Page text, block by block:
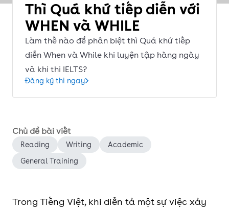
Thì Quá khứ tiếp diễn với
WHEN và WHILE
Làm thế nào để phân biệt thì Quá khứ tiếp
diễn When và While khi luyện tập hàng ngày
và khi thi IELTS?
Đăng ký thi ngay
Chủ đề bài viết
Reading Writing
Academic
General Training
Trong Tiếng Việt, khi diễn tả một sự việc xảy